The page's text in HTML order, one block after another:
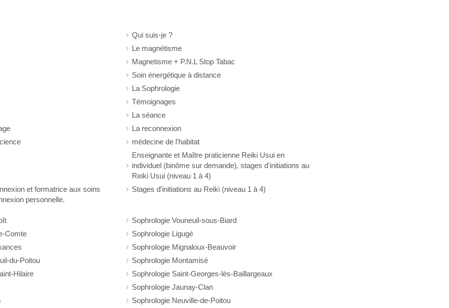
Qui suis-je ?
Le magnétisme
Magnetisme + P.N.L Stop Tabac
Soin énergétique à distance
La Sophrologie
Témoignages
La séance
La reconnexion
médecine de l'habitat
Enseignante et Maître praticienne Reiki Usui en
individuel (binôme sur demande), stages d'initiations au
Reiki Usui (niveau 1 à 4)
et formatrice aux soins
personnelle.
Stages d'initiations au Reiki (niveau 1 à 4)
Sophrologie Vouneuil-sous-Biard
Comte
Sophrologie Ligugé
Sophrologie Mignaloux-Beauvoir
du-Poitou
Sophrologie Montamisé
Hilaire
Sophrologie Saint-Georges-lès-Baillargeaux
Sophrologie Jaunay-Clan
Sophrologie Neuville-de-Poitou